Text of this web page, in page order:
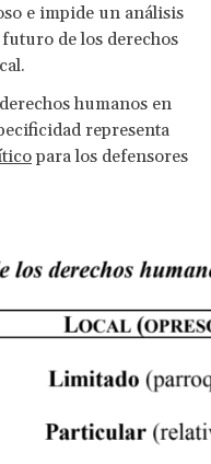
e impide un análisis
de los derechos
humanos en
representa
para los defensores